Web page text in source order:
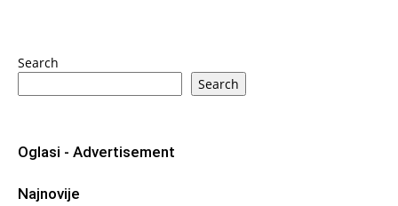
Search
Search
Oglasi - Advertisement
Najnovije